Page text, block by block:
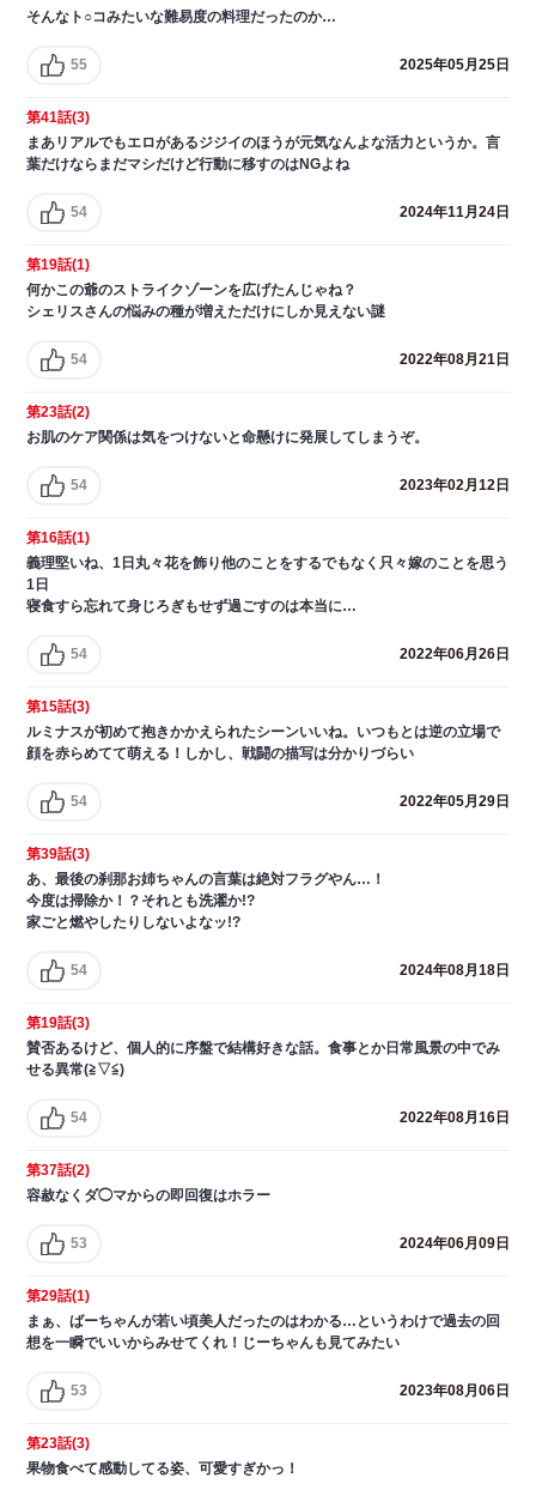
そんなト○コみたいな難易度の料理だったのか…
55 2025年05月25日
第41話(3)
まあリアルでもエロがあるジジイのほうが元気なんよな活力というか。言
葉だけならまだマシだけど行動に移すのはNGよね
54 2024年11月24日
第19話(1)
何かこの爺のストライクゾーンを広げたんじゃね？
シェリスさんの悩みの種が増えただけにしか見えない謎
54 2022年08月21日
第23話(2)
お肌のケア関係は気をつけないと命懸けに発展してしまうぞ。
54 2023年02月12日
第16話(1)
義理堅いね、1日丸々花を飾り他のことをするでもなく只々嫁のことを思う
1日
寝食すら忘れて身じろぎもせず過ごすのは本当に…
54 2022年06月26日
第15話(3)
ルミナスが初めて抱きかかえられたシーンいいね。いつもとは逆の立場で
顔を赤らめてて萌える！しかし、戦闘の描写は分かりづらい
54 2022年05月29日
第39話(3)
あ、最後の刹那お姉ちゃんの言葉は絶対フラグやん…！
今度は掃除か！？それとも洗濯か!?
家ごと燃やしたりしないよなッ!?
54 2024年08月18日
第19話(3)
賛否あるけど、個人的に序盤で結構好きな話。食事とか日常風景の中でみ
せる異常(≧▽≦)
54 2022年08月16日
第37話(2)
容赦なくダ◯マからの即回復はホラー
53 2024年06月09日
第29話(1)
まぁ、ばーちゃんが若い頃美人だったのはわかる…というわけで過去の回
想を一瞬でいいからみせてくれ！じーちゃんも見てみたい
53 2023年08月06日
第23話(3)
果物食べて感動してる姿、可愛すぎかっ！